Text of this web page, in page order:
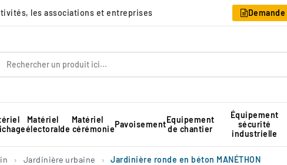
les associations et entreprises
Matériel
électoral
Matériel
de cérémoniePavoisementEquipement
de chantier
Équipement
sécurité
industrielle
Jardinière urbaine Jardinière ronde en béton MANÉTHON